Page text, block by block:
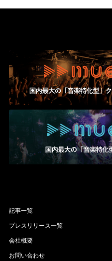
記事一覧
プレスリリース一覧
会社概要
お問い合わせ